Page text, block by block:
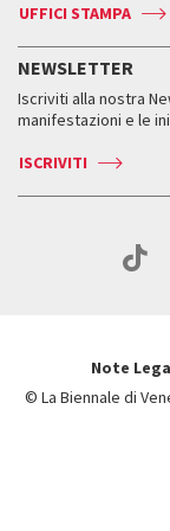
Press
Accrediti
Come
Accrediti
Come raggiungerci
Contatti
Press
Press
Edizioni passate
Orari e sedi
Biglietti
Servizi al pubblico
Come raggiungerci
Contatti
ASAC DATI
Storia
Orari e sedi
UFFICI STAMPA
NEWSLETTER
Iscriviti alla nostra
manifestazioni e le
ISCRIVITI
Note
© La Biennale di